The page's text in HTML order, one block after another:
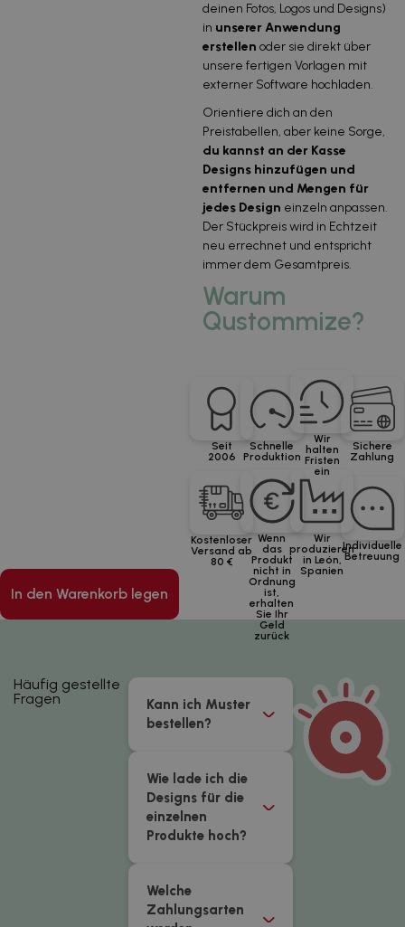
deinen Fotos, Logos und Designs)
in unserer Anwendung
erstellen oder sie direkt über
unsere fertigen Vorlagen mit
externer Software hochladen.
Orientiere dich an den
Preistabellen, aber keine Sorge,
du kannst an der Kasse
Designs hinzufügen und
entfernen und Mengen für
jedes Design einzeln anpassen.
Der Stückpreis wird in Echtzeit
neu errechnet und entspricht
immer dem Gesamtpreis.
Warum
Qustommize?
Seit
2006
Schnelle
Produktion
Wir
halten
Fristen
ein
Sichere
Zahlung
Kostenloser
Versand ab
80 €
Wenn
das
Produkt
nicht in
Ordnung
ist,
erhalten
Sie Ihr
Geld
zurück
Wir
produzieren
in León,
Spanien
Individuelle
Betreuung
In den Warenkorb legen
Häufig gestellte
Fragen
Kann ich Muster
bestellen?
Wie lade ich die
Designs für die
einzelnen
Produkte hoch?
Welche
Zahlungsarten